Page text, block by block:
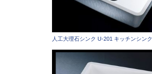
人工大理石シンク U-201 キッチンシンク